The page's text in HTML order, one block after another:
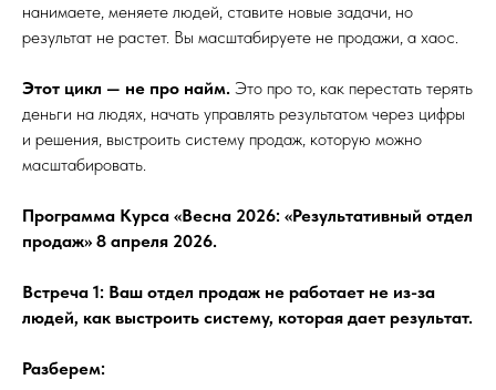
нанимаете, меняете людей, ставите новые задачи, но
результат не растет. Вы масштабируете не продажи, а хаос.
Этот цикл — не про найм. Это про то, как перестать терять
деньги на людях, начать управлять результатом через цифры
и решения, выстроить систему продаж, которую можно
масштабировать.
Программа Курса «Весна 2026: «Результативный отдел
продаж» 8 апреля 2026.
Встреча 1: Ваш отдел продаж не работает не из-за
людей, как выстроить систему, которая дает результат.
Разберем: